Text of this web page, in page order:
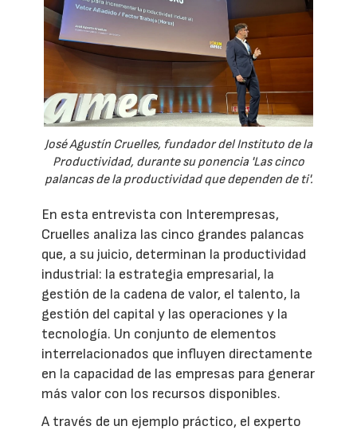
José Agustín Cruelles, fundador del Instituto de la
Productividad, durante su ponencia 'Las cinco
palancas de la productividad que dependen de ti'.
En esta entrevista con Interempresas,
Cruelles analiza las cinco grandes palancas
que, a su juicio, determinan la productividad
industrial: la estrategia empresarial, la
gestión de la cadena de valor, el talento, la
gestión del capital y las operaciones y la
tecnología. Un conjunto de elementos
interrelacionados que influyen directamente
en la capacidad de las empresas para generar
más valor con los recursos disponibles.
A través de un ejemplo práctico, el experto